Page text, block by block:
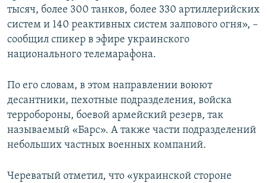
тысяч, более 300 танков, более 330 артиллерийских
систем и 140 реактивных систем залпового огня», –
сообщил спикер в эфире украинского
национального телемарафона.
По его словам, в этом направлении воюют
десантники, пехотные подразделения, войска
терробороны, боевой армейский резерв, так
называемый «Барс». А также части подразделений
небольших частных военных компаний.
Череватый отметил, что «украинской стороне